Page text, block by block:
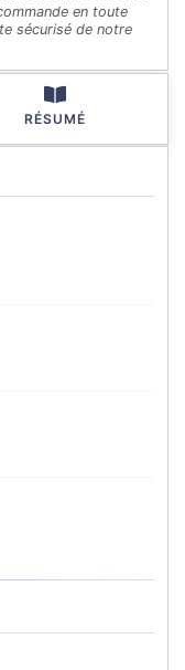
en toute
sécurisé de notre
RÉSUMÉ